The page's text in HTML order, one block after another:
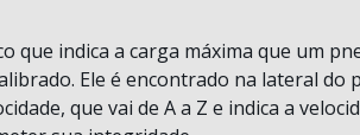
que indica a carga máxima que um
Ele é encontrado na lateral do
que vai de A a Z e indica a